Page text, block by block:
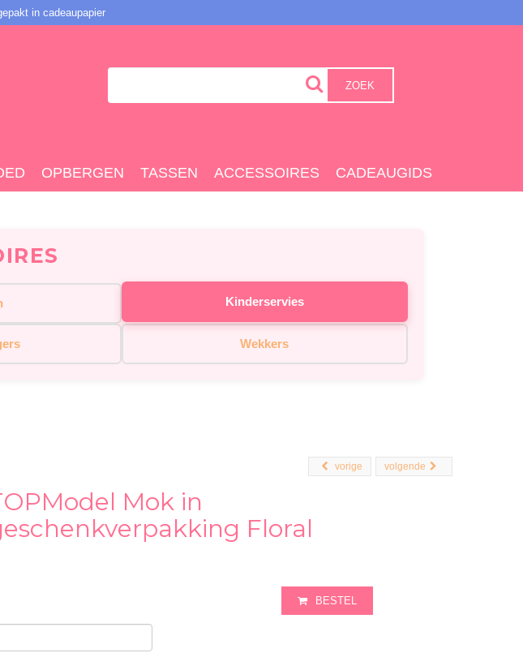
in cadeaupapier
ZOEK
OPBERGEN TASSEN ACCESSOIRES CADEAUGIDS
Kinderservies
Wekkers
volgende
vorige
Mok in
Floral
BESTEL